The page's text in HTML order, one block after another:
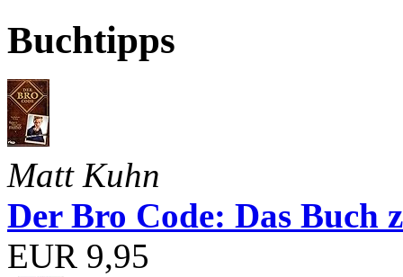
Buchtipps
Matt Kuhn
Der Bro Code: Das Buch
EUR 9,95